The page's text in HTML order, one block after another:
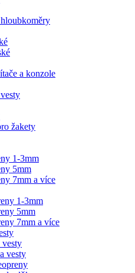
a konzole
žakety
1-3mm
5mm
7mm a více
1-3mm
5mm
7mm a více
vesty
vesty